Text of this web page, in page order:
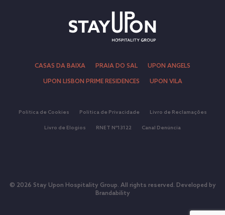
CASAS DA BAIXA PRAIA DO SAL UPON ANGELS
UPON LISBON PRIME RESIDENCES UPON VILA
Política de Cookies Política de Privacidade Livro de Reclamações
Livro de Elogios RNET Nº13122 Canal Denúncia
© 2026 Stay Upon Hospitality Group. All rights reserved. Developed by
Brandability